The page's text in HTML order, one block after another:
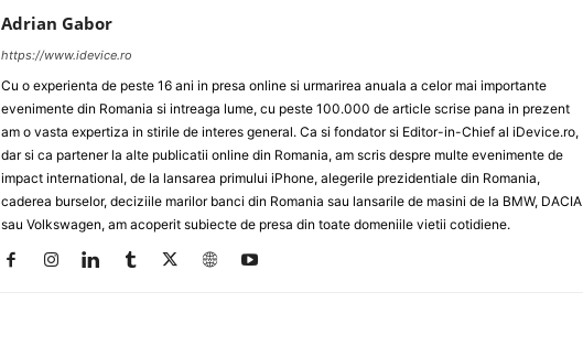
Adrian Gabor
https://www.idevice.ro
Cu o experienta de peste 16 ani in presa online si urmarirea anuala a celor mai importante
evenimente din Romania si intreaga lume, cu peste 100.000 de article scrise pana in prezent
am o vasta expertiza in stirile de interes general. Ca si fondator si Editor-in-Chief al iDevice.ro,
dar si ca partener la alte publicatii online din Romania, am scris despre multe evenimente de
impact international, de la lansarea primului iPhone, alegerile prezidentiale din Romania,
caderea burselor, deciziile marilor banci din Romania sau lansarile de masini de la BMW, DACIA
sau Volkswagen, am acoperit subiecte de presa din toate domeniile vietii cotidiene.